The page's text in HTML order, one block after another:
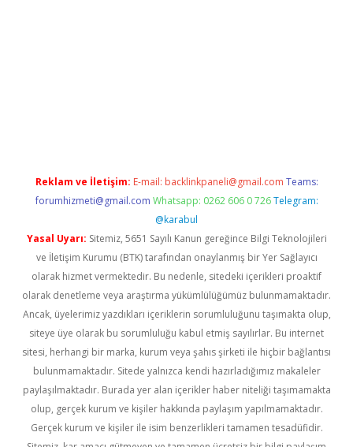
Reklam ve İletişim: E-mail: backlinkpaneli@gmail.com Teams:
forumhizmeti@gmail.com Whatsapp: 0262 606 0 726 Telegram:
@karabul
Yasal Uyarı: Sitemiz, 5651 Sayılı Kanun gereğince Bilgi Teknolojileri
ve İletişim Kurumu (BTK) tarafından onaylanmış bir Yer Sağlayıcı
olarak hizmet vermektedir. Bu nedenle, sitedeki içerikleri proaktif
olarak denetleme veya araştırma yükümlülüğümüz bulunmamaktadır.
Ancak, üyelerimiz yazdıkları içeriklerin sorumluluğunu taşımakta olup,
siteye üye olarak bu sorumluluğu kabul etmiş sayılırlar. Bu internet
sitesi, herhangi bir marka, kurum veya şahıs şirketi ile hiçbir bağlantısı
bulunmamaktadır. Sitede yalnızca kendi hazırladığımız makaleler
paylaşılmaktadır. Burada yer alan içerikler haber niteliği taşımamakta
olup, gerçek kurum ve kişiler hakkında paylaşım yapılmamaktadır.
Gerçek kurum ve kişiler ile isim benzerlikleri tamamen tesadüfidir.